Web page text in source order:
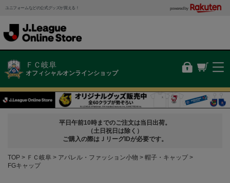
ユニフォームなどの公式グッズが買える！ powered by
ＦＣ岐阜
オフィシャルオンラインショップ
平日午前10時までのご注文は当日出荷。
（土日祝日は除く）
ご購入の際はＪリーグIDが必要です。
TOP ＦＣ岐阜 アパレル・ファッション小物
帽子・キャップ
FGキャップ